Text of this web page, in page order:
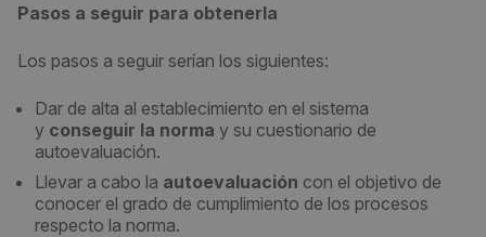
Pasos a seguir para obtenerla
Los pasos a seguir serían los siguientes:
Dar de alta al establecimiento en el sistema
y conseguir la norma y su cuestionario de
autoevaluación.
Llevar a cabo la autoevaluación con el objetivo de
conocer el grado de cumplimiento de los procesos
respecto la norma.